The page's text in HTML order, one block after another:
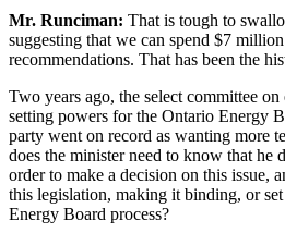
Mr. Runciman: That is tough to
suggesting that we can spend $7
recommendations. That has been the
Two years ago, the select committee
setting powers for the Ontario Energy
party went on record as wanting more
does the minister need to know that he
order to make a decision on this issue,
this legislation, making it binding, or
Energy Board process?